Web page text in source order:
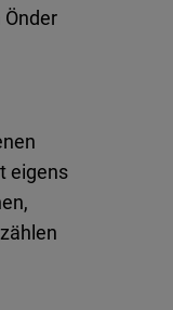
eigens
Flickr
Embed
Podigee
Embed